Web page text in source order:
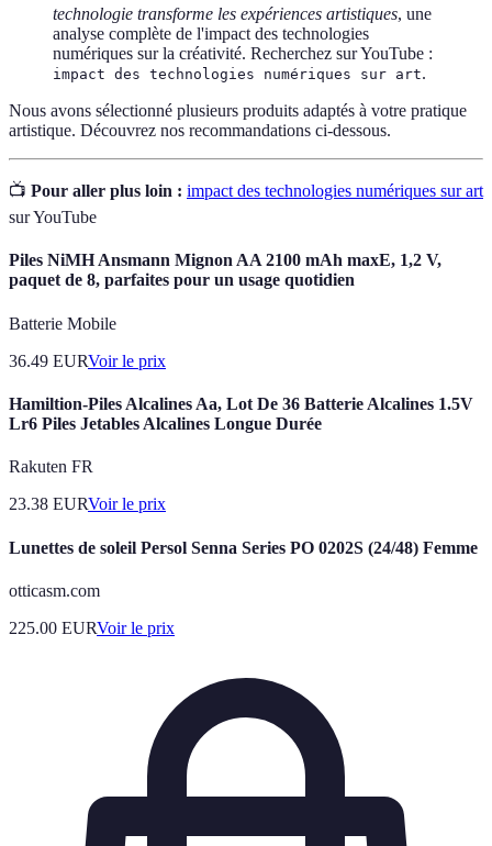
technologie transforme les expériences artistiques, une
analyse complète de l'impact des technologies
numériques sur la créativité. Recherchez sur YouTube :
impact des technologies numériques sur art.
Nous avons sélectionné plusieurs produits adaptés à votre pratique
artistique. Découvrez nos recommandations ci-dessous.
📺 Pour aller plus loin : impact des technologies numériques sur art
sur YouTube
Piles NiMH Ansmann Mignon AA 2100 mAh maxE, 1,2 V,
paquet de 8, parfaites pour un usage quotidien
Batterie Mobile
36.49 EURVoir le prix
Hamiltion-Piles Alcalines Aa, Lot De 36 Batterie Alcalines 1.5V
Lr6 Piles Jetables Alcalines Longue Durée
Rakuten FR
23.38 EURVoir le prix
Lunettes de soleil Persol Senna Series PO 0202S (24/48) Femme
otticasm.com
225.00 EURVoir le prix